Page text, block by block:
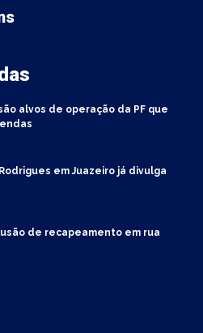
alvos de operação da PF que
em Juazeiro já divulga
de recapeamento em rua